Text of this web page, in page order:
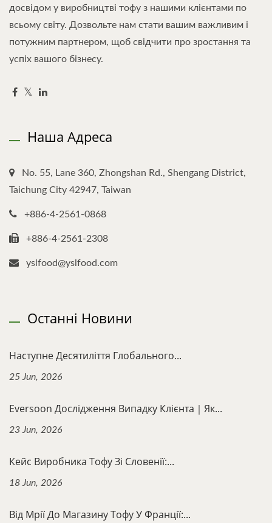
досвідом у виробництві тофу з нашими клієнтами по
всьому світу. Дозвольте нам стати вашим важливим і
потужним партнером, щоб свідчити про зростання та
успіх вашого бізнесу.
Наша Адреса
No. 55, Lane 360, Zhongshan Rd., Shengang District,
Taichung City 42947, Taiwan
+886-4-2561-0868
+886-4-2561-2308
yslfood@yslfood.com
Останні Новини
Наступне Десятиліття Глобального...
25 Jun, 2026
Eversoon Дослідження Випадку Клієнта｜Як...
23 Jun, 2026
Кейс Виробника Тофу Зі Словенії:...
18 Jun, 2026
Від Мрії До Магазину Тофу У Франції:...